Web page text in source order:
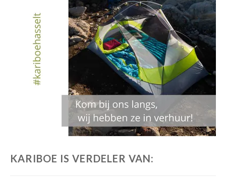
KARIBOE IS VERDELER VAN: